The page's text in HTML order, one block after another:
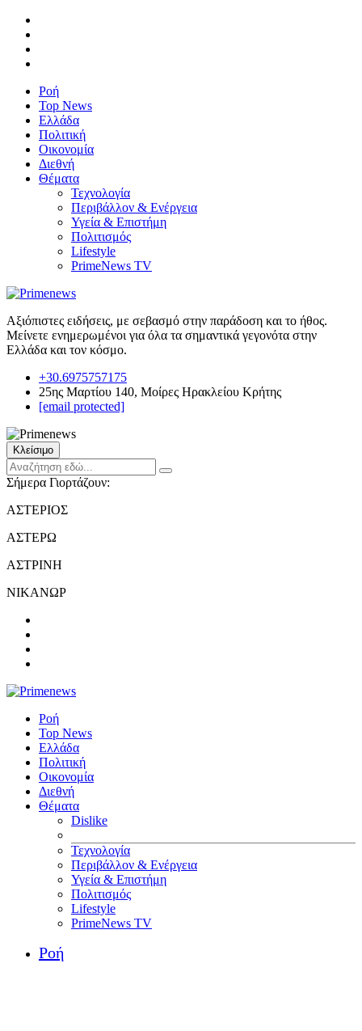
Ροή
Top News
Ελλάδα
Πολιτική
Οικονομία
Διεθνή
Θέματα
Τεχνολογία
Περιβάλλον & Ενέργεια
Υγεία & Επιστήμη
Πολιτισμός
Lifestyle
PrimeNews TV
Αξιόπιστες ειδήσεις, με σεβασμό στην παράδοση και το ήθος.
Μείνετε ενημερωμένοι για όλα τα σημαντικά γεγονότα στην
Ελλάδα και τον κόσμο.
+30.6975757175
25ης Μαρτίου 140, Μοίρες Ηρακλείου Κρήτης
[email protected]
Κλείσιμο
Σήμερα Γιορτάζουν:
ΑΣΤΕΡΙΟΣ
ΑΣΤΕΡΩ
ΑΣΤΡΙΝΗ
ΝΙΚΑΝΩΡ
Ροή
Top News
Ελλάδα
Πολιτική
Οικονομία
Διεθνή
Θέματα
Dislike
Τεχνολογία
Περιβάλλον & Ενέργεια
Υγεία & Επιστήμη
Πολιτισμός
Lifestyle
PrimeNews TV
Ροή